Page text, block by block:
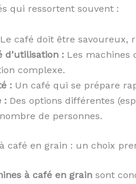
qui ressortent souvent :
Le café doit être savoureux,
d’utilisation : Les machines
complexe.
: Un café qui se prépare
: Des options différentes
de personnes.
café en grain : un choix
à café en grain sont